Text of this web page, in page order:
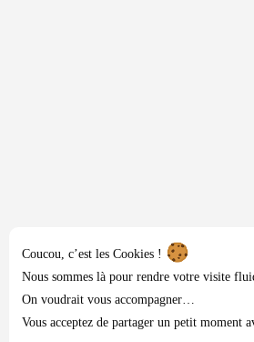
Coucou, c’est les Cookies !
Nous sommes là pour rendre votre visite
On voudrait vous accompagner…
Vous acceptez de partager un petit moment